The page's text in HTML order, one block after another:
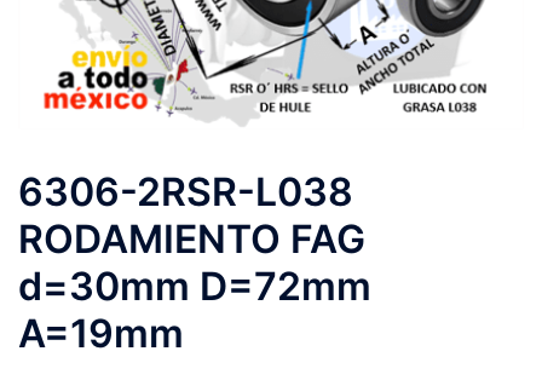
6306-2RSR-L038
RODAMIENTO FAG
d=30mm D=72mm
A=19mm